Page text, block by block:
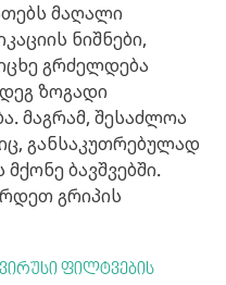
მაღალი
ნიშნები,
გრძელდება
ზოგადი
მაგრამ, შესაძლოა
განსაკუთრებულად
ბავშვებში.
გრიპის
ფილტვების